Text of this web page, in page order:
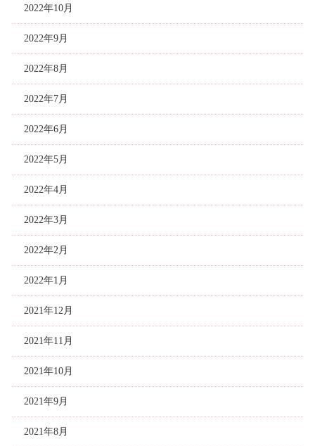
2022年10月
2022年9月
2022年8月
2022年7月
2022年6月
2022年5月
2022年4月
2022年3月
2022年2月
2022年1月
2021年12月
2021年11月
2021年10月
2021年9月
2021年8月